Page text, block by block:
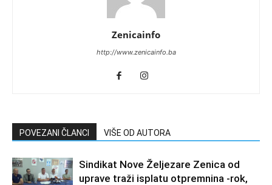
Zenicainfo
http://www.zenicainfo.ba
POVEZANI ČLANCI VIŠE OD AUTORA
Sindikat Nove Željezare Zenica od
uprave traži isplatu otpremnina -rok,